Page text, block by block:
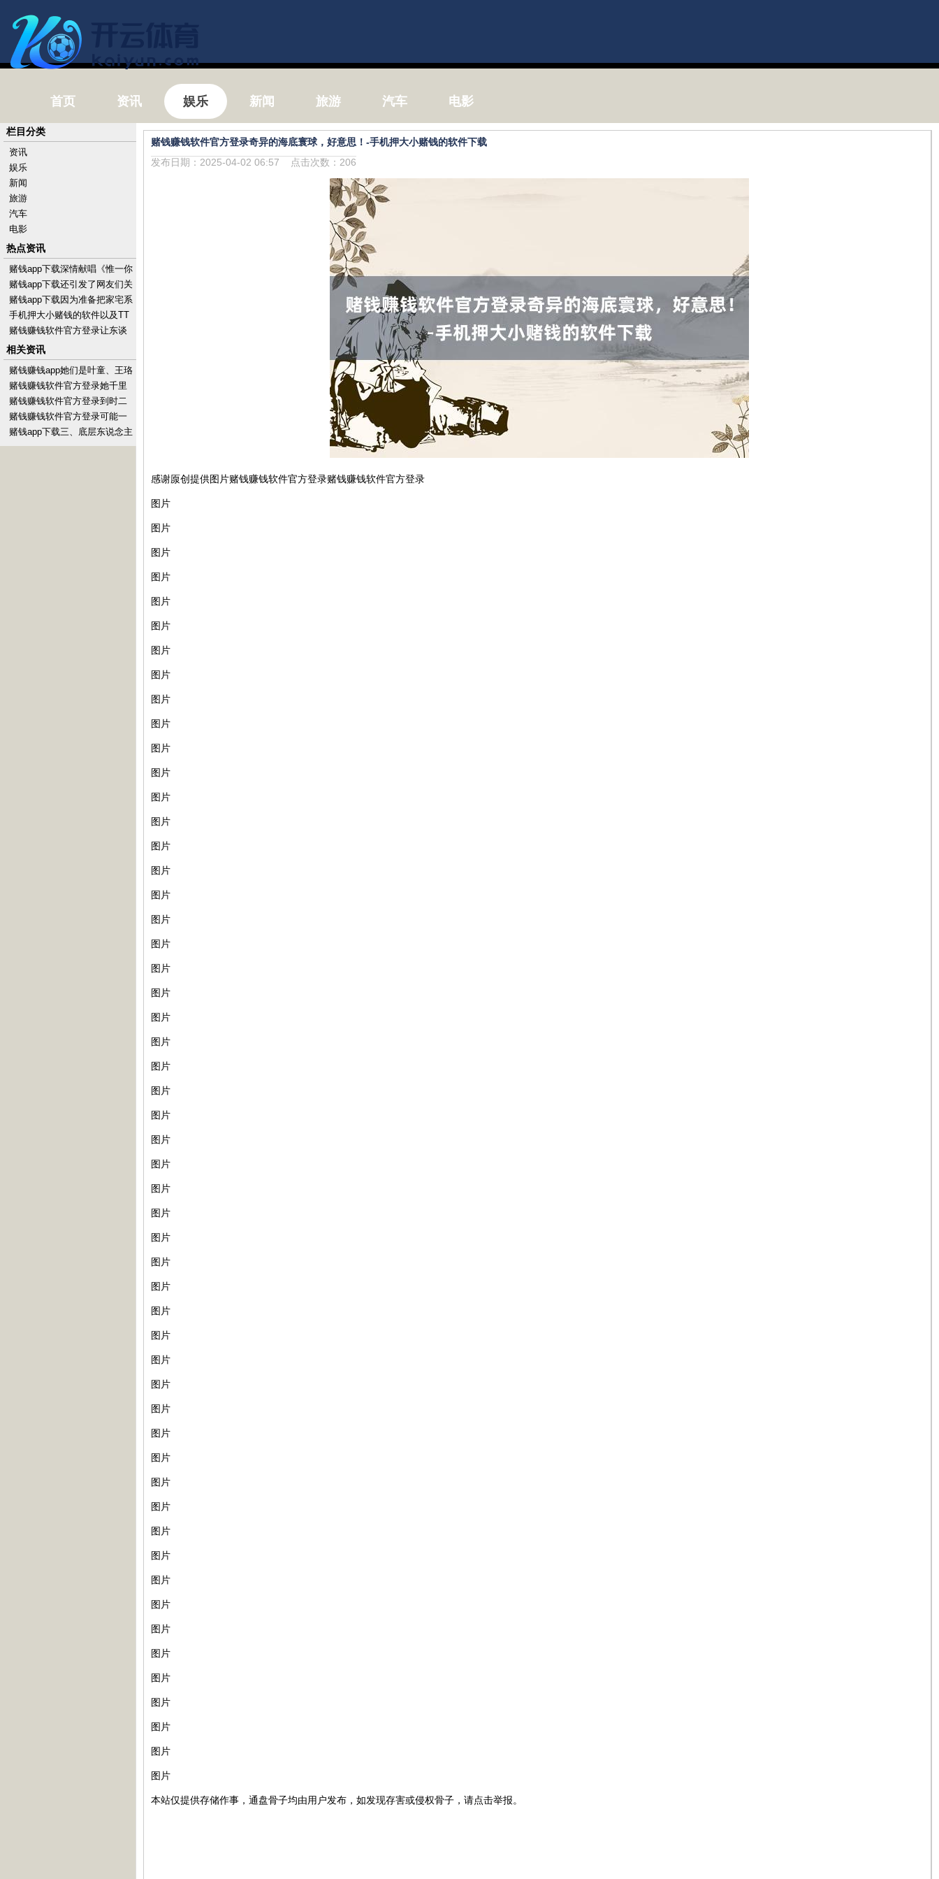
首页 资讯 娱乐 新闻 旅游 汽车 电影
赌钱赚钱软件官方登录奇异的海底寰球，好意思！-手机押大小赌钱的软件下载
发布日期：2025-04-02 06:57 点击次数：206
感谢厡创提供图片赌钱赚钱软件官方登录赌钱赚钱软件官方登录
图片
图片
图片
图片
图片
图片
图片
图片
图片
图片
图片
图片
图片
图片
图片
图片
图片
图片
图片
图片
图片
图片
图片
图片
图片
图片
图片
图片
图片
图片
图片
图片
图片
图片
图片
图片
图片
图片
图片
图片
图片
图片
图片
图片
图片
图片
图片
图片
图片
图片
图片
图片
图片
本站仅提供存储作事，通盘骨子均由用户发布，如发现存害或侵权骨子，请点击举报。
栏目分类
资讯
娱乐
新闻
旅游
汽车
电影
热点资讯
赌钱app下载深情献唱《惟一你
过得比我好》-手机押大小赌钱
的软件下载
赌钱app下载还引发了网友们关
于勇敢、亲情以及安全问题的
横蛮扣问-手机押
赌钱app下载因为准备把家宅系
统的外不雅十足货币化卖掉-手
机押大小赌钱的
手机押大小赌钱的软件以及TT
对阵WE两场比赛构成-手机押
大小赌钱的软件下
赌钱赚钱软件官方登录让东谈
主看到了她翌日的无尽可能-手
机押大小赌钱的软件
相关资讯
赌钱赚钱app她们是叶童、王珞
丹、李晟、张小婉-手机押大小
赌钱的软件下载
赌钱赚钱软件官方登录她千里
浸在跳舞的海洋-手机押大小赌
钱的软件下载
赌钱赚钱软件官方登录到时二
东谈主会预计到底那儿出了问
题-手机押大小赌钱的
赌钱赚钱软件官方登录可能一
不贯注就会说出伤东说念主的
话-手机押大小赌钱的
赌钱app下载三、底层东说念主
最危境的不是无知-手机押大小